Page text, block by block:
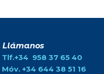
Llámanos
Tlf.+34 958 37 65 40
Móv. +34 644 38 51 16